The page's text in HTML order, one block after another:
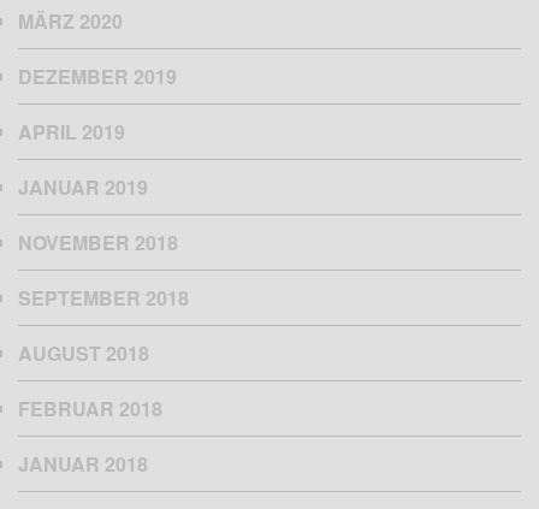
MÄRZ 2020
DEZEMBER 2019
APRIL 2019
JANUAR 2019
NOVEMBER 2018
SEPTEMBER 2018
AUGUST 2018
FEBRUAR 2018
JANUAR 2018